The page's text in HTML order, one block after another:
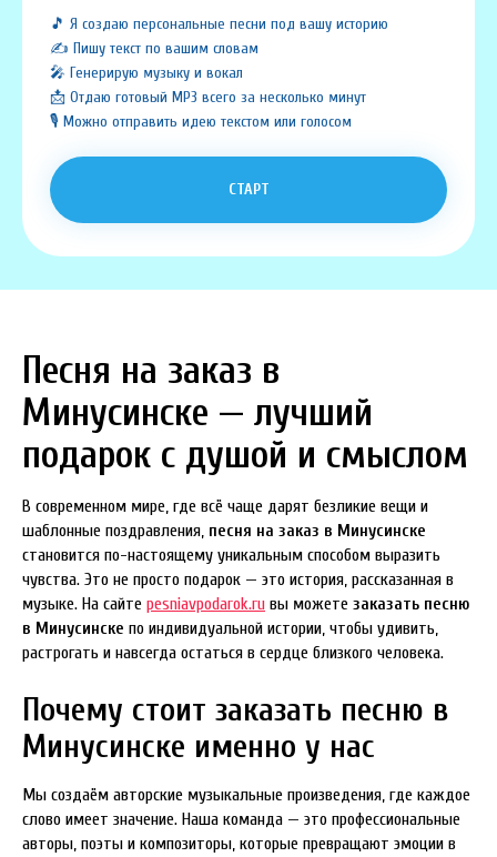
🎵 Я создаю персональные песни под вашу историю
✍️ Пишу текст по вашим словам
🎤 Генерирую музыку и вокал
📩 Отдаю готовый MP3 всего за несколько минут
🎙️ Можно отправить идею текстом или голосом
СТАРТ
Песня на заказ в
Минусинске — лучший
подарок с душой и смыслом
В современном мире, где всё чаще дарят безликие вещи и
шаблонные поздравления, песня на заказ в Минусинске
становится по-настоящему уникальным способом выразить
чувства. Это не просто подарок — это история, рассказанная в
музыке. На сайте pesniavpodarok.ru вы можете заказать песню
в Минусинске по индивидуальной истории, чтобы удивить,
растрогать и навсегда остаться в сердце близкого человека.
Почему стоит заказать песню в
Минусинске именно у нас
Мы создаём авторские музыкальные произведения, где каждое
слово имеет значение. Наша команда — это профессиональные
авторы, поэты и композиторы, которые превращают эмоции в